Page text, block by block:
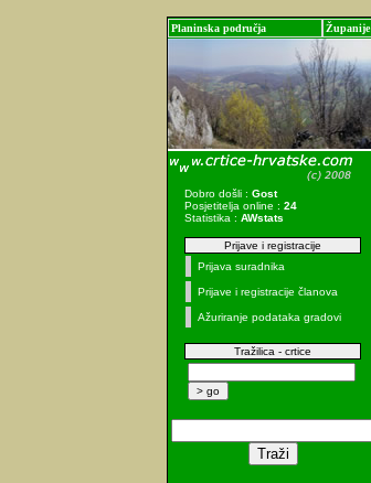
Planinska područja Županije
Dobro došli : Gost
Posjetitelja online : 24
Statistika : AWstats
Prijave i registracije
Prijava suradnika
Prijave i registracije članova
Ažuriranje podataka gradovi
Tražilica - crtice